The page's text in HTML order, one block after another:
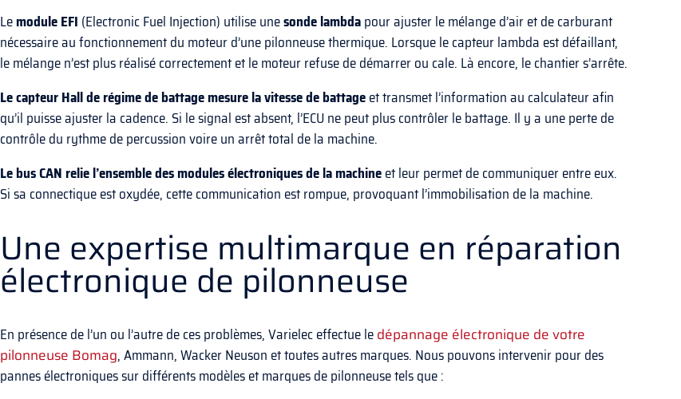
Lemodule EFI (Electronic Fuel Injection) utilise unesonde lambdapour ajuster le mélange d’air et de carburant
nécessaire au fonctionnement du moteur d’une pilonneuse thermique. Lorsque le capteur lambda est défaillant,
le mélange n’est plus réalisé correctement et le moteur refuse de démarrer ou cale. Là encore, le chantier s’arrête.
Le capteur Hall de régime de battage mesure la vitesse de battageet transmet l’information au calculateur afin
qu’il puisse ajuster la cadence. Si le signal est absent, l’ECU ne peut plus contrôler le battage. Il y a une perte de
contrôle du rythme de percussion voire un arrêt total de la machine.
Le bus CAN relie l’ensemble des modules électroniques de la machineet leur permet de communiquer entre eux.
Si sa connectique est oxydée, cette communication est rompue, provoquant l’immobilisation de la machine.
Une expertise multimarque en réparation
électronique de pilonneuse
En présence de l’un ou l’autre de ces problèmes, Varielec effectue ledépannage électronique de votre
pilonneuse Bomag, Ammann, Wacker Neuson et toutes autres marques. Nous pouvons intervenir pour des
pannes électroniques sur différents modèles et marques de pilonneuse tels que :